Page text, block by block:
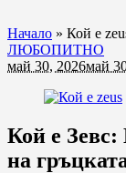
Начало » Кой е
ЛЮБОПИТНО
май 30, 2026май
Кой е Зевс:
на